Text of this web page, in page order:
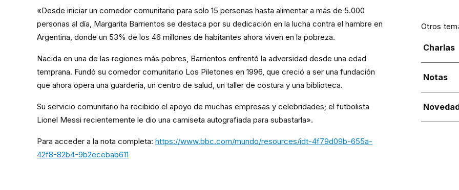
«Desde iniciar un comedor comunitario para solo 15 personas hasta alimentar a más de 5.000
personas al día, Margarita Barrientos se destaca por su dedicación en la lucha contra el hambre en
Argentina, donde un 53% de los 46 millones de habitantes ahora viven en la pobreza.
Nacida en una de las regiones más pobres, Barrientos enfrentó la adversidad desde una edad
temprana. Fundó su comedor comunitario Los Piletones en 1996, que creció a ser una fundación
que ahora opera una guardería, un centro de salud, un taller de costura y una biblioteca.
Su servicio comunitario ha recibido el apoyo de muchas empresas y celebridades; el futbolista
Lionel Messi recientemente le dio una camiseta autografiada para subastarla».
Para acceder a la nota completa: https://www.bbc.com/mundo/resources/idt-4f79d09b-655a-
42f8-82b4-9b2ecebab611
Otros
Charlas
Notas